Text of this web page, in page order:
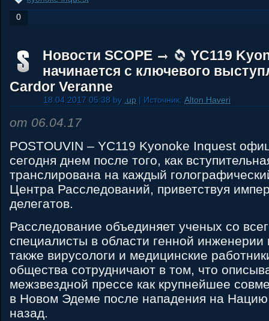
0
Новости SCOPE
YC119
начинается с ключевого
Cardor Veranne
18.04.2017 05:38 by .up | Источник: Alton Haveri
от 06.04.17
POSTOUVIN – YC119 Kyonoke Inquest
сегодня днем после того, как
транслирована на каждый
Центра Расследований, приветствуя
делегатов.
Расследование объединяет ученых со
специалисты в области генной
также вирусологи и медицинские
общества сотрудничают в том, что
межзвездной прессе как крупнейшее
в Новом Эдеме после нападения на
назад.